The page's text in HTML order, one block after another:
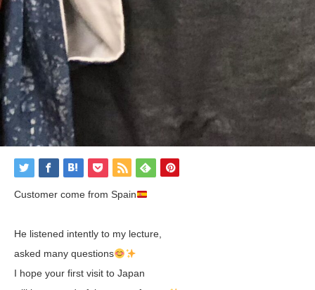
Customer come from Spain
He listened intently to my lecture,
asked many questions
I hope your first visit to Japan